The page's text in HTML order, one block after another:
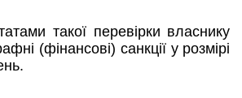
такої перевірки власнику
(фінансові) санкції у розмірі